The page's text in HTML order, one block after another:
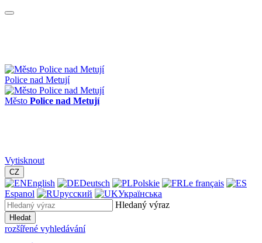
Police nad Metují
Město Police nad Metují
Vytisknout
CZ
English Deutsch Polskie
Le français
Espanol
русский
Українська
Hledaný výraz
Hledat
rozšířené vyhledávání